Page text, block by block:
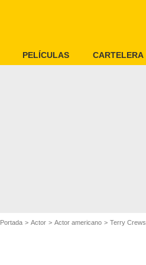
PELÍCULAS CARTELERA
Portada Actor Actor americano Terry Crews